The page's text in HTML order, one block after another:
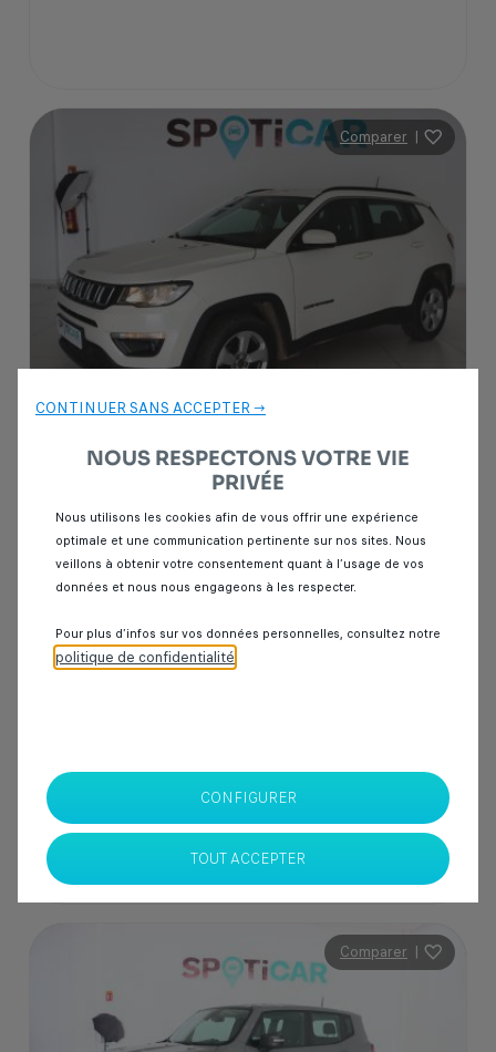
Comparer |
Garantie Spoticar12 mois
Jeep Compass
2.2 CRD 163 LIMITED 4X4
50 000 km Diesel 2020 Manuelle
Casablanca
Comparer |
CONTINUER SANS ACCEPTER →
NOUS RESPECTONS VOTRE VIE
PRIVÉE
Nous utilisons les cookies afin de vous offrir une expérience
optimale et une communication pertinente sur nos sites. Nous
veillons à obtenir votre consentement quant à l’usage de vos
données et nous nous engageons à les respecter.
Pour plus d’infos sur vos données personnelles, consultez notre
politique de confidentialité
CONFIGURER
TOUT ACCEPTER